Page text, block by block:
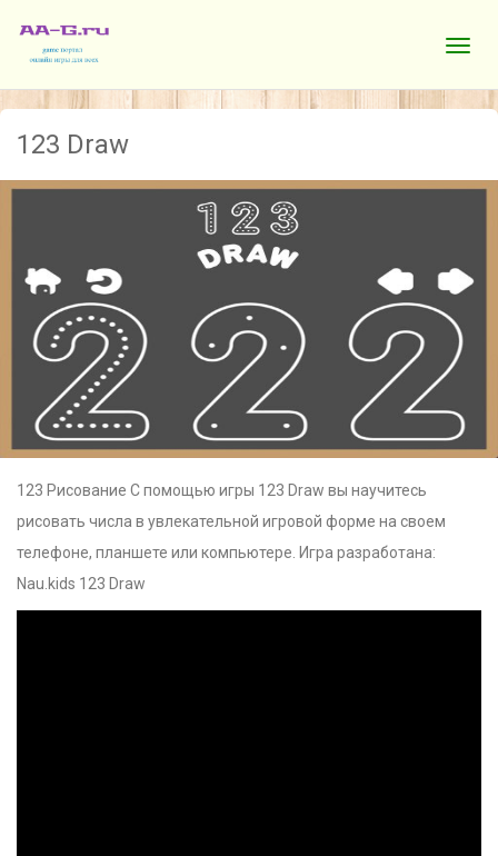
123 Draw
123 Рисование С помощью игры 123 Draw вы научитесь
рисовать числа в увлекательной игровой форме на своем
телефоне, планшете или компьютере. Игра разработана:
Nau.kids 123 Draw